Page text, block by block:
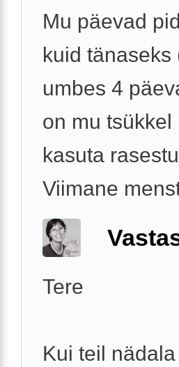
Mu päevad
kuid
umbes 4
on mu
kasuta
Viimane
Tere
Kui teil